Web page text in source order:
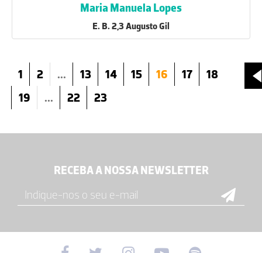
Maria Manuela Lopes
E. B. 2,3 Augusto Gil
1 2 ... 13 14 15 16 17
18
19
... 22 23
RECEBA A NOSSA NEWSLETTER